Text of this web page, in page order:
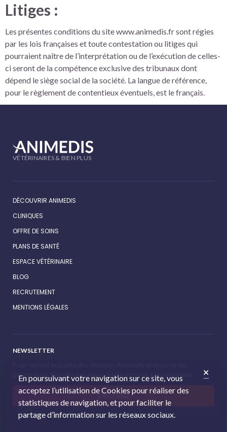
Litiges :
Les présentes conditions du site www.animedis.fr sont régies
par les lois françaises et toute contestation ou litiges qui
pourraient naître de l’interprétation ou de l’exécution de celles-
ci seront de la compétence exclusive des tribunaux dont
dépend le siège social de la société. La langue de référence,
pour le règlement de contentieux éventuels, est le français.
VÉTÉRINAIRES & BIEN PLUS
DÉCOUVRIR ANIMEDIS
CLINIQUES
OFFRE DE SOINS
PLANS DE SANTÉ
ESPACE VÉTÉRINAIRE
BLOG
RECRUTEMENT
MENTIONS LÉGALES
NEWSLETTER
promotions de notre boutique, inscrivez-vous à la newsletter.
S'INSCRIRE
En poursuivant votre navigation sur ce site, vous
acceptez l’utilisation de Cookies pour réaliser des
statistiques de navigation, et pour faciliter le
partage d’information sur les réseaux sociaux.